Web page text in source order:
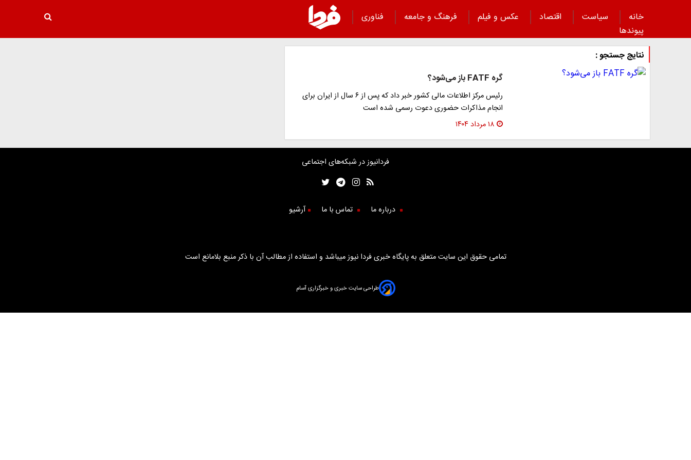
خانه سیاست اقتصاد عکس و فیلم فرهنگ و جامعه
فناوری
پیوند‌ها
نتایج جستجو :
گره FATF باز می‌شود؟
رئیس مرکز اطلاعات مالی کشور خبر داد که پس از ۶ سال از ایران برای
انجام مذاکرات حضوری دعوت رسمی شده است
۱۸ مرداد ۱۴۰۴
فردانیوز در شبکه‌های اجتماعی
درباره ما تماس با ما آرشیو
تمامی حقوق این سایت متعلق به پایگاه خبری فردا نیوز میباشد و استفاده از مطالب آن با ذکر منبع بلامانع است
طراحی سایت خبری و خبرگزاری آسام